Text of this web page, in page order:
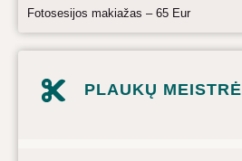
Fotosesijos makiažas – 65 Eur
PLAUKŲ MEISTRĖ